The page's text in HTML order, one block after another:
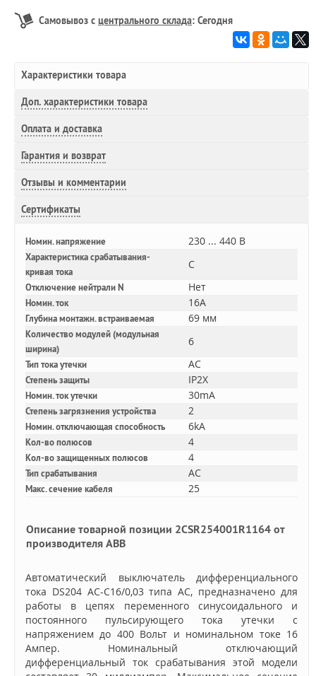
Самовывоз с центрального склада: Сегодня
Характеристики товара
Доп. характеристики товара
Оплата и доставка
Гарантия и возврат
Отзывы и комментарии
Сертификаты
Номин. напряжение 230 ... 440 В
Характеристика срабатывания-
кривая тока
C
Отключение нейтрали N Нет
Номин. ток 16A
Глубина монтажн. встраиваемая 69 мм
Количество модулей (модульная
ширина)
6
Тип тока утечки AC
Степень защиты IP2X
Номин. ток утечки 30mA
Степень загрязнения устройства 2
Номин. отключающая способность 6kA
Кол-во полюсов 4
Кол-во защищенных полюсов 4
Тип срабатывания AC
Макс. сечение кабеля 25
Описание товарной позиции 2CSR254001R1164 от
производителя ABB
Автоматический выключатель дифференциального
тока DS204 AC-C16/0,03 типа AС, предназначено для
работы в цепях переменного синусоидального и
постоянного пульсирующего тока утечки с
напряжением до 400 Вольт и номинальном токе 16
Ампер. Номинальный отключающий
дифференциальный ток срабатывания этой модели